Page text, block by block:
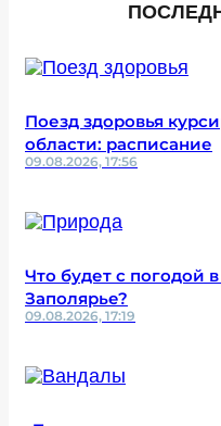
Поезд здоровья
области: расписание
09.08.2026, 17:56
Что будет с погодой
Заполярье?
09.08.2026, 17:19